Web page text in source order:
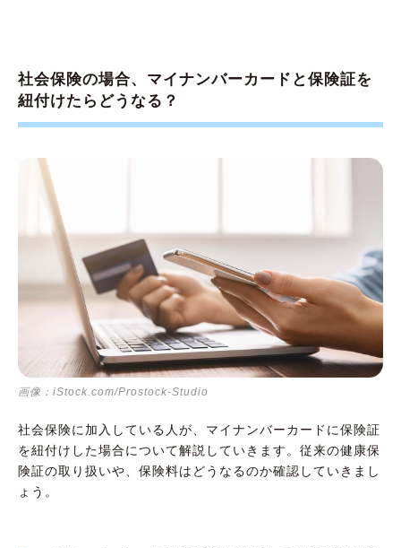
社会保険の場合、マイナンバーカードと保険証を
紐付けたらどうなる？
画像：iStock.com/Prostock-Studio
社会保険に加入している人が、マイナンバーカードに保険証
を紐付けした場合について解説していきます。従来の健康保
険証の取り扱いや、保険料はどうなるのか確認していきまし
ょう。